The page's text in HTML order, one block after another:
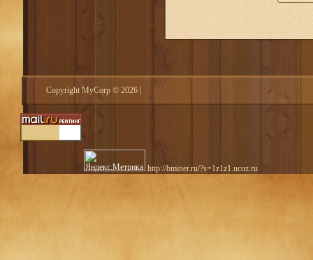
Copyright MyCorp © 2026
http://bminer.ru/?s=1z1z1.ucoz.ru